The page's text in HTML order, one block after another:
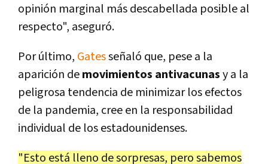
opinión marginal más descabellada posible al
respecto", aseguró.
Por último, Gatesseñaló que, pese a la
aparición demovimientos antivacunasy a la
peligrosa tendencia de minimizar los efectos
de la pandemia, cree en la responsabilidad
individual de los estadounidenses.
"Esto está lleno de sorpresas, pero sabemos